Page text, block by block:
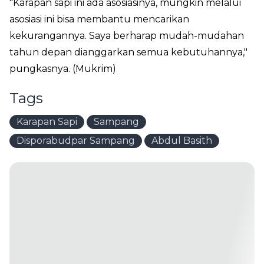
"Karapan sapi ini ada asosiasinya, mungkin melalui
asosiasi ini bisa membantu mencarikan
kekurangannya. Saya berharap mudah-mudahan
tahun depan dianggarkan semua kebutuhannya,"
pungkasnya. (Mukrim)
Tags
Karapan Sapi
Sampang
Disporabudpar Sampang
Abdul Basith